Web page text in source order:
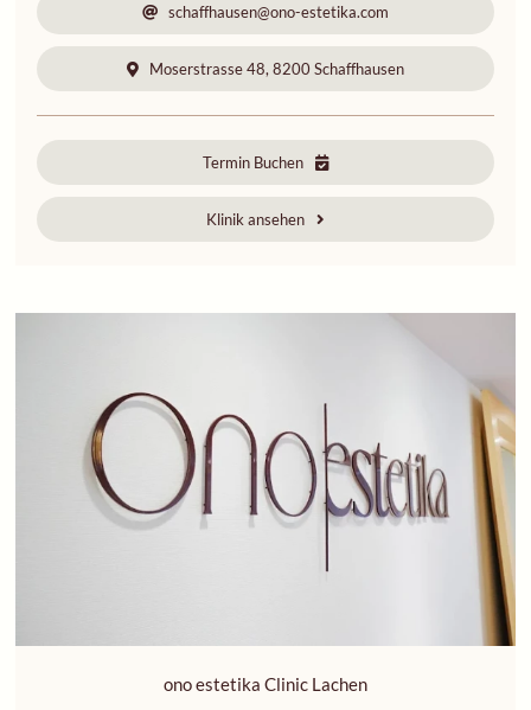
schaffhausen@ono-estetika.com
Moserstrasse 48, 8200 Schaffhausen
Termin Buchen
Klinik ansehen
ono estetika Clinic Lachen